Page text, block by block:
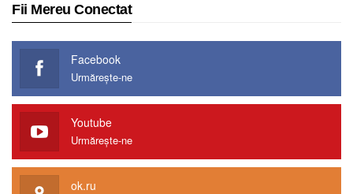
Fii Mereu Conectat
Facebook
Urmărește-ne
Youtube
Urmărește-ne
ok.ru